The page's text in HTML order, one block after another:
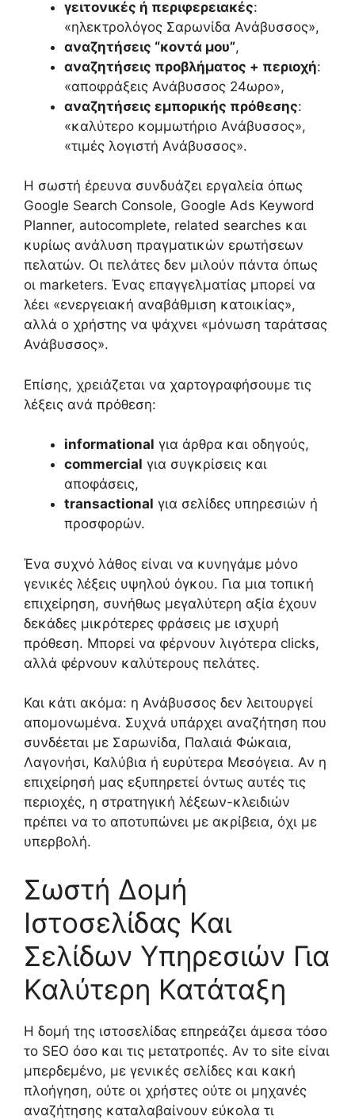
γειτονικές ή περιφερειακές:
«ηλεκτρολόγος Σαρωνίδα Ανάβυσσος»,
αναζητήσεις “κοντά μου”,
αναζητήσεις προβλήματος + περιοχή:
«αποφράξεις Ανάβυσσος 24ωρο»,
αναζητήσεις εμπορικής πρόθεσης:
«καλύτερο κομμωτήριο Ανάβυσσος»,
«τιμές λογιστή Ανάβυσσος».
Η σωστή έρευνα συνδυάζει εργαλεία όπως
Google Search Console, Google Ads Keyword
Planner, autocomplete, related searches και
κυρίως ανάλυση πραγματικών ερωτήσεων
πελατών. Οι πελάτες δεν μιλούν πάντα όπως
οι marketers. Ένας επαγγελματίας μπορεί να
λέει «ενεργειακή αναβάθμιση κατοικίας»,
αλλά ο χρήστης να ψάχνει «μόνωση ταράτσας
Ανάβυσσος».
Επίσης, χρειάζεται να χαρτογραφήσουμε τις
λέξεις ανά πρόθεση:
informational για άρθρα και οδηγούς,
commercial για συγκρίσεις και
αποφάσεις,
transactional για σελίδες υπηρεσιών ή
προσφορών.
Ένα συχνό λάθος είναι να κυνηγάμε μόνο
γενικές λέξεις υψηλού όγκου. Για μια τοπική
επιχείρηση, συνήθως μεγαλύτερη αξία έχουν
δεκάδες μικρότερες φράσεις με ισχυρή
πρόθεση. Μπορεί να φέρνουν λιγότερα clicks,
αλλά φέρνουν καλύτερους πελάτες.
Και κάτι ακόμα: η Ανάβυσσος δεν λειτουργεί
απομονωμένα. Συχνά υπάρχει αναζήτηση που
συνδέεται με Σαρωνίδα, Παλαιά Φώκαια,
Λαγονήσι, Καλύβια ή ευρύτερα Μεσόγεια. Αν η
επιχείρησή μας εξυπηρετεί όντως αυτές τις
περιοχές, η στρατηγική λέξεων-κλειδιών
πρέπει να το αποτυπώνει με ακρίβεια, όχι με
υπερβολή.
Σωστή Δομή
Ιστοσελίδας Και
Σελίδων Υπηρεσιών Για
Καλύτερη Κατάταξη
Η δομή της ιστοσελίδας επηρεάζει άμεσα τόσο
το SEO όσο και τις μετατροπές. Αν το site είναι
μπερδεμένο, με γενικές σελίδες και κακή
πλοήγηση, ούτε οι χρήστες ούτε οι μηχανές
αναζήτησης καταλαβαίνουν εύκολα τι